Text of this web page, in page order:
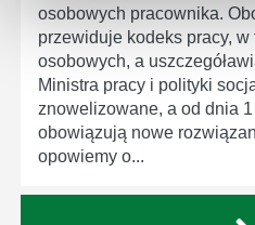
osobowych pracownika.
przewiduje kodeks pracy, w
osobowych, a
Ministra pracy i polityki
znowelizowane, a od dnia
obowiązują nowe
opowiemy o...